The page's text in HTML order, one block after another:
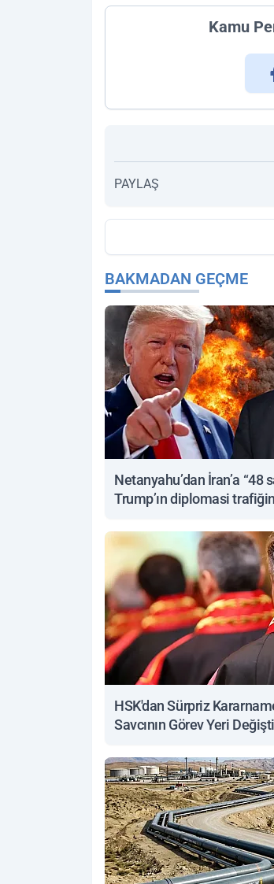
Kamu
PAYLAŞ
BAKMADAN GEÇME
Netanyahu’dan İran’a “48
Trump’ın diplomasi
HSK'dan Sürpriz
Savcının Görev Yeri Değişti